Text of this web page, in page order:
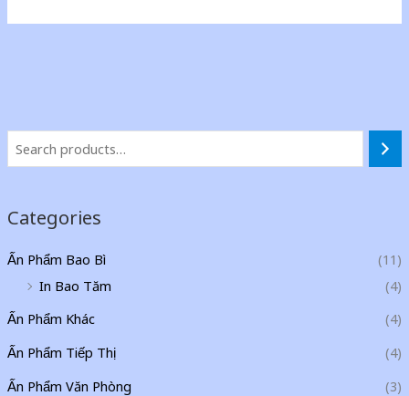
Categories
Ấn Phẩm Bao Bì
(11)
In Bao Tăm
(4)
Ấn Phẩm Khác
(4)
Ấn Phẩm Tiếp Thị
(4)
Ấn Phẩm Văn Phòng
(3)